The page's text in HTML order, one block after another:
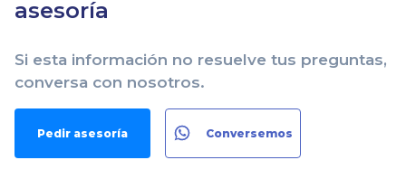
asesoría
Si esta información no resuelve tus preguntas,
conversa con nosotros.
Pedir asesoría Conversemos